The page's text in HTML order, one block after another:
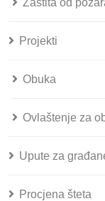
Zaštita od
Projekti
Obuka
Ovlaštenje za
Upute za
Procjena šteta